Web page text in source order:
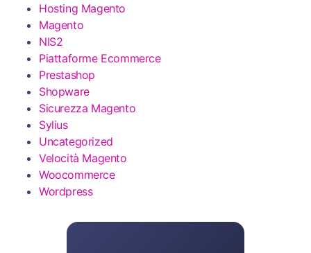
Hosting Magento
Magento
NIS2
Piattaforme Ecommerce
Prestashop
Shopware
Sicurezza Magento
Sylius
Uncategorized
Velocità Magento
Woocommerce
Wordpress